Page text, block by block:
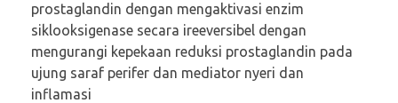
prostaglandin dengan mengaktivasi enzim
siklooksigenase secara ireeversibel dengan
mengurangi kepekaan reduksi prostaglandin pada
ujung saraf perifer dan mediator nyeri dan
inflamasi